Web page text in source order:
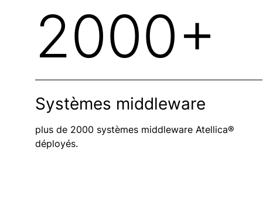
2000+
Systèmes middleware
plus de 2000 systèmes middleware Atellica®
déployés.